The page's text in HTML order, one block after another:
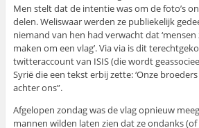
Men stelt dat de intentie was om de foto’s
delen. Weliswaar werden ze publiekelijk
niemand van hen had verwacht dat
maken om een vlag’. Via via is dit
twitteraccount van ISIS (die wordt
Syrië die een tekst erbij zette: ‘Onze
achter ons”.
Afgelopen zondag was de vlag opnieuw
mannen wilden laten zien dat ze ondanks